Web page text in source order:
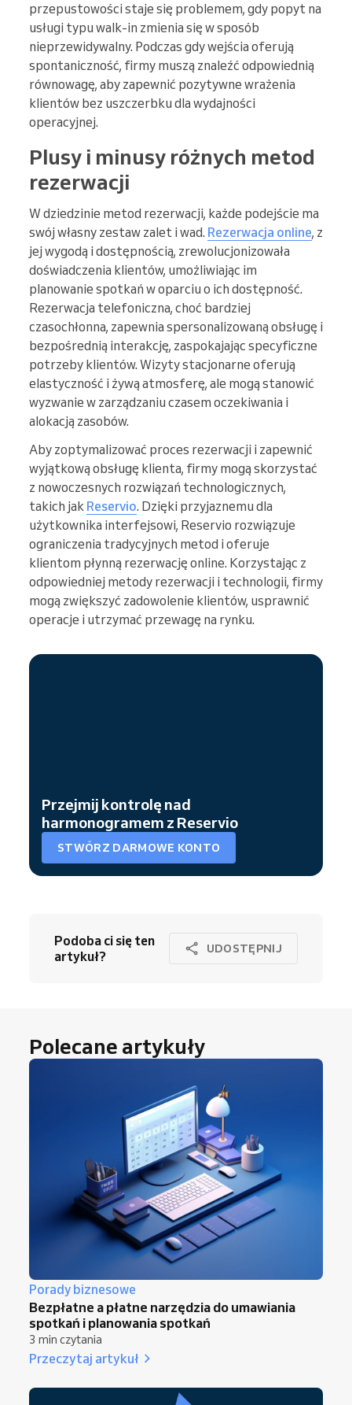
przepustowości staje się problemem, gdy popyt na
usługi typu walk-in zmienia się w sposób
nieprzewidywalny. Podczas gdy wejścia oferują
spontaniczność, firmy muszą znaleźć odpowiednią
równowagę, aby zapewnić pozytywne wrażenia
klientów bez uszczerbku dla wydajności
operacyjnej.
Plusy i minusy różnych metod
rezerwacji
W dziedzinie metod rezerwacji, każde podejście ma
swój własny zestaw zalet i wad. Rezerwacja online, z
jej wygodą i dostępnością, zrewolucjonizowała
doświadczenia klientów, umożliwiając im
planowanie spotkań w oparciu o ich dostępność.
Rezerwacja telefoniczna, choć bardziej
czasochłonna, zapewnia spersonalizowaną obsługę i
bezpośrednią interakcję, zaspokajając specyficzne
potrzeby klientów. Wizyty stacjonarne oferują
elastyczność i żywą atmosferę, ale mogą stanowić
wyzwanie w zarządzaniu czasem oczekiwania i
alokacją zasobów.
Aby zoptymalizować proces rezerwacji i zapewnić
wyjątkową obsługę klienta, firmy mogą skorzystać
z nowoczesnych rozwiązań technologicznych,
takich jak Reservio. Dzięki przyjaznemu dla
użytkownika interfejsowi, Reservio rozwiązuje
ograniczenia tradycyjnych metod i oferuje
klientom płynną rezerwację online. Korzystając z
odpowiedniej metody rezerwacji i technologii, firmy
mogą zwiększyć zadowolenie klientów, usprawnić
operacje i utrzymać przewagę na rynku.
Przejmij kontrolę nad
harmonogramem z Reservio
STWÓRZ DARMOWE KONTO
Podoba ci się ten
artykuł?
UDOSTĘPNIJ
Polecane artykuły
Porady biznesowe
Bezpłatne a płatne narzędzia do umawiania
spotkań i planowania spotkań
3 min czytania
Przeczytaj artykuł